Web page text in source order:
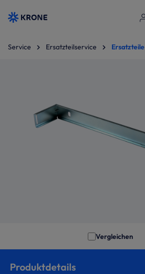
Zum Hauptinhalt springen
Service Ersatzteilservice Ersatzteile
Vergleichen
Produktdetails